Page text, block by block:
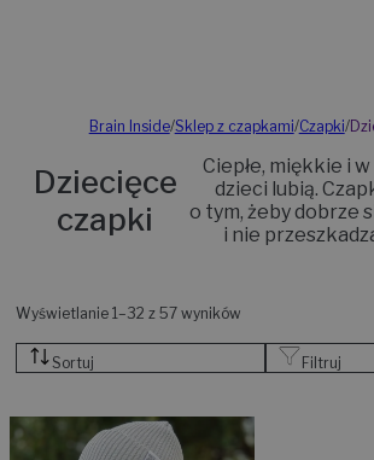
Brain Inside/Sklep z czapkami/Czapki/
Dziecięce
czapki
Ciepłe, miękkie i
dzieci lubią.
o tym, żeby dobrze
i nie
Wyświetlanie 1–32 z 57 wyników
Sortuj Filtruj